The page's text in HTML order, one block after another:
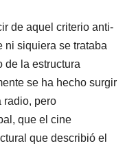
de aquel criterio anti-
ni siquiera se trataba
de la estructura
se ha hecho surgir
radio, pero
que el cine
que describió el